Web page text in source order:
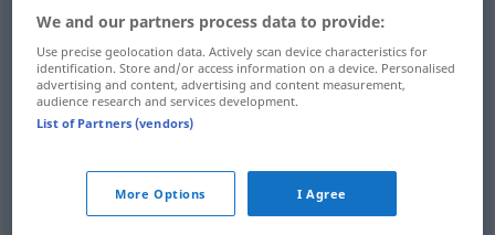
Klasse f rankclass
Rangm rank MIL
Dienstgradm rank
We and our partners process data to provide:
Use precise geolocation data. Actively scan device characteristics for
identification. Store and/or access information on a device. Personalised
advertising and content, advertising and content measurement,
audience research and services development.
List of Partners (vendors)
More Options I Agree